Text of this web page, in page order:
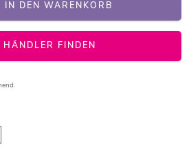
IN DEN WARENKORB
HÄNDLER FINDEN